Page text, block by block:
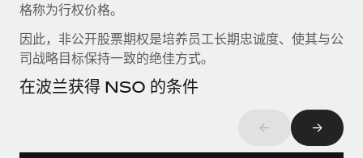
设备管理
在全球范围内配置和跟踪 IT 设备
实体设立
快速建立合规实体
轻松搬迁员工
EOR compliance
As the global workforce continues to expand in response
to the demands of today’s labor market, the...
格称为行权价格。
因此，非公开股票期权是培养员工长期忠诚度、使其与公
司战略目标保持一致的绝佳方式。
在波兰获得 NSO 的条件
← →